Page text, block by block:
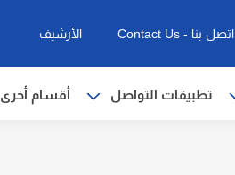
اتصل بنا - Contact Us الأرشيف
تطبيقات التواصل أقسام أخرى